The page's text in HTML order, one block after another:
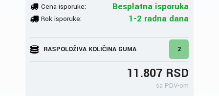
Cena isporuke: Besplatna isporuka
Rok isporuke: 1-2 radna dana
RASPOLOŽIVA KOLIČINA GUMA 2
11.807 RSD
sa PDV-om